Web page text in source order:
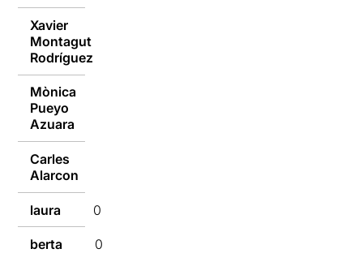
Xavier
Montagut
Rodríguez
Mònica
Pueyo
Azuara
Carles
Alarcon
laura 09/01/2017
berta 09/01/2017